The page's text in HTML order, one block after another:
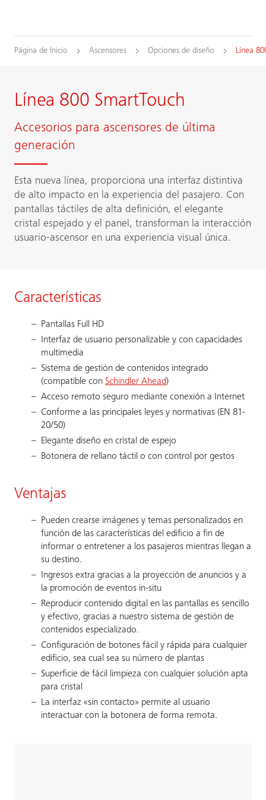
Página de Inicio Ascensores Opciones de diseño Línea
Línea 800 SmartTouch
Accesorios para ascensores de última
generación
Esta nueva línea, proporciona una interfaz distintiva
de alto impacto en la experiencia del pasajero. Con
pantallas táctiles de alta definición, el elegante
cristal espejado y el panel, transforman la interacción
usuario-ascensor en una experiencia visual única.
Características
Pantallas Full HD
Interfaz de usuario personalizable y con capacidades
multimedia
Sistema de gestión de contenidos integrado
(compatible con Schindler Ahead)
Acceso remoto seguro mediante conexión a Internet
Conforme a las principales leyes y normativas (EN 81-
20/50)
Elegante diseño en cristal de espejo
Botonera de rellano táctil o con control por gestos
Ventajas
Pueden crearse imágenes y temas personalizados en
función de las características del edificio a fin de
informar o entretener a los pasajeros mientras llegan a
su destino.
Ingresos extra gracias a la proyección de anuncios y a
la promoción de eventos in-situ
Reproducir contenido digital en las pantallas es sencillo
y efectivo, gracias a nuestro sistema de gestión de
contenidos especializado.
Configuración de botones fácil y rápida para cualquier
edificio, sea cual sea su número de plantas
Superficie de fácil limpieza con cualquier solución apta
para cristal
La interfaz «sin contacto» permite al usuario
interactuar con la botonera de forma remota.